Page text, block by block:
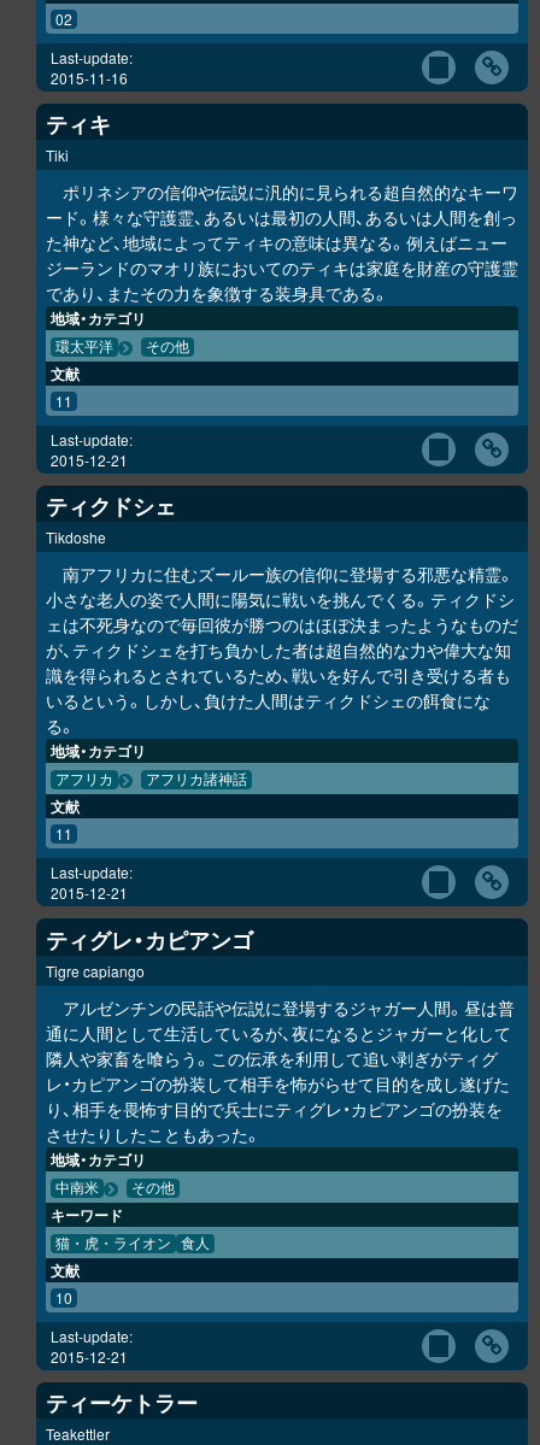
02
Last-update:
2015-11-16
ティキ
Tiki
ポリネシアの信仰や伝説に汎的に見られる超自然的なキーワ
ード。様々な守護霊、あるいは最初の人間、あるいは人間を創っ
た神など、地域によってティキの意味は異なる。例えばニュー
ジーランドのマオリ族においてのティキは家庭を財産の守護霊
であり、またその力を象徴する装身具である。
地域・カテゴリ
環太平洋 その他
文献
11
Last-update:
2015-12-21
ティクドシェ
Tikdoshe
南アフリカに住むズールー族の信仰に登場する邪悪な精霊。
小さな老人の姿で人間に陽気に戦いを挑んでくる。ティクドシ
ェは不死身なので毎回彼が勝つのはほぼ決まったようなものだ
が、ティクドシェを打ち負かした者は超自然的な力や偉大な知
識を得られるとされているため、戦いを好んで引き受ける者も
いるという。しかし、負けた人間はティクドシェの餌食にな
る。
地域・カテゴリ
アフリカ アフリカ諸神話
文献
11
Last-update:
2015-12-21
ティグレ・カピアンゴ
Tigre capiango
アルゼンチンの民話や伝説に登場するジャガー人間。昼は普
通に人間として生活しているが、夜になるとジャガーと化して
隣人や家畜を喰らう。この伝承を利用して追い剥ぎがティグ
レ・カピアンゴの扮装して相手を怖がらせて目的を成し遂げた
り、相手を畏怖す目的で兵士にティグレ・カピアンゴの扮装を
させたりしたこともあった。
地域・カテゴリ
中南米 その他
キーワード
猫・虎・ライオン 食人
文献
10
Last-update:
2015-12-21
ティーケトラー
Teakettler